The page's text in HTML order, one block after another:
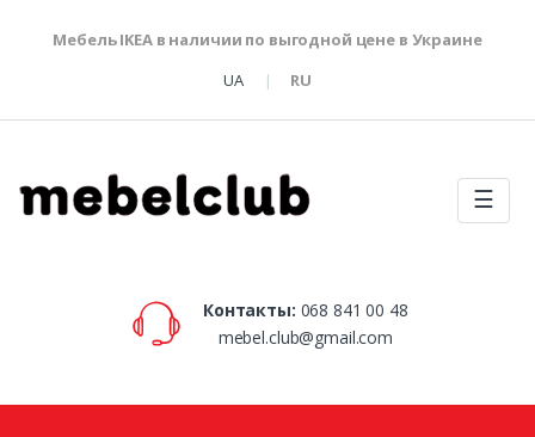
Мебель IKEA в наличии по выгодной цене в Украине
UA
RU
☰
Контакты: 068 841 00 48
mebel.club@gmail.com